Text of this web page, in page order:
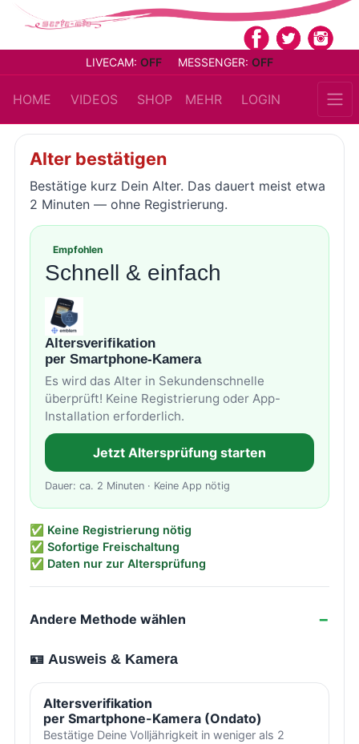
LIVECAM: OFF MESSENGER: OFF
HOME VIDEOS SHOP MEHR LOGIN
Alter bestätigen
Bestätige kurz Dein Alter. Das dauert meist etwa
2 Minuten — ohne Registrierung.
Schnell & einfach
Empfohlen
Altersverifikation
per Smartphone-Kamera
Es wird das Alter in Sekundenschnelle
überprüft! Keine Registrierung oder App-
Installation erforderlich.
Jetzt Altersprüfung starten
Dauer: ca. 2 Minuten · Keine App nötig
✅ Keine Registrierung nötig
✅ Sofortige Freischaltung
✅ Daten nur zur Altersprüfung
Andere Methode wählen
🪪 Ausweis & Kamera
Altersverifikation
per Smartphone-Kamera (Ondato)
Bestätige Deine Volljährigkeit in weniger als 2